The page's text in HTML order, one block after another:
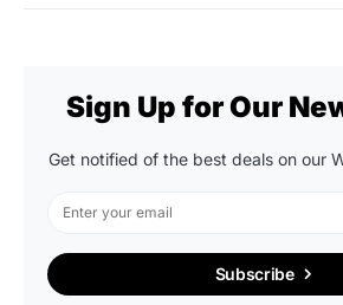
Sign Up for Our
Get notified of the best deals on our
Subscribe